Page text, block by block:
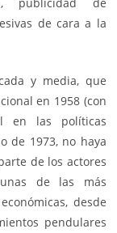
de cara a la
y media, que
en 1958 (con
en las políticas
de 1973, no haya
de los actores
de las más
desde
pendulares